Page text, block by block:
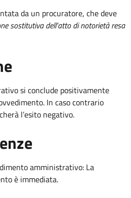
da un procuratore, che deve
sostitutiva dell'atto di notorietà resa
si conclude positivamente
In caso contrario
l’esito negativo.
amministrativo: La
è immediata.